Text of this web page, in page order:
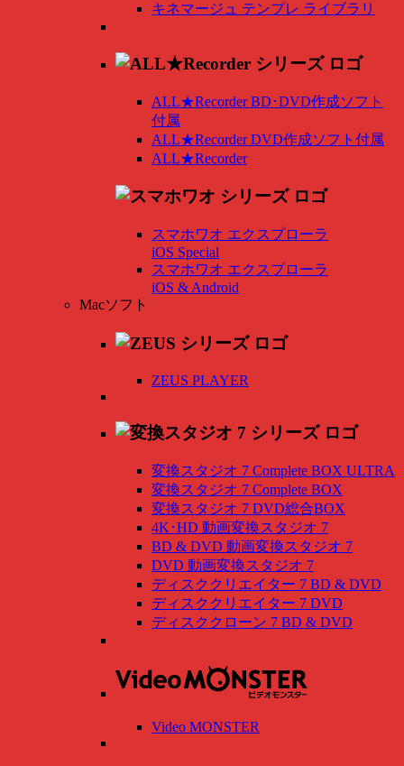
キネマージュ テンプレ ライブラリ
ALL★Recorder BD･DVD作成ソフト
付属
ALL★Recorder DVD作成ソフト付属
ALL★Recorder
スマホワオ エクスプローラ
iOS Special
スマホワオ エクスプローラ
iOS & Android
Macソフト
ZEUS PLAYER
変換スタジオ 7 Complete BOX ULTRA
変換スタジオ 7 Complete BOX
変換スタジオ 7 DVD総合BOX
4K･HD 動画変換スタジオ 7
BD & DVD 動画変換スタジオ 7
DVD 動画変換スタジオ 7
ディスククリエイター 7 BD & DVD
ディスククリエイター 7 DVD
ディスククローン 7 BD & DVD
Video MONSTER